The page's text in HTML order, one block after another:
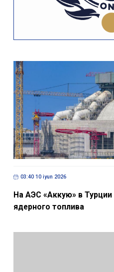
03:40 10 iyun 2026
На АЭС «Аккую» в Турции
ядерного топлива